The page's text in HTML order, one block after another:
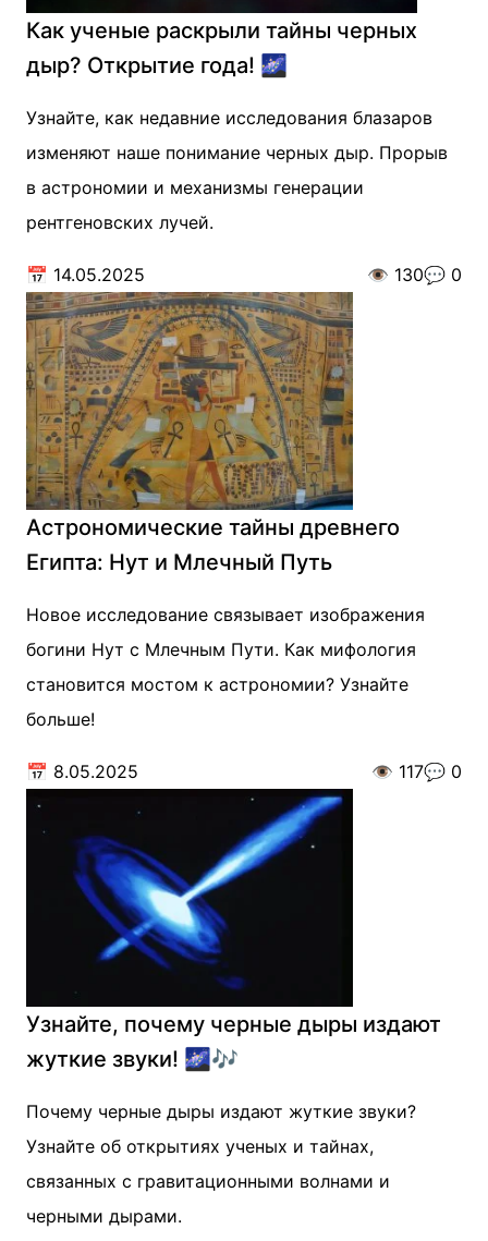
Как ученые раскрыли тайны черных
дыр? Открытие года! 🌌
Узнайте, как недавние исследования блазаров
изменяют наше понимание черных дыр. Прорыв
в астрономии и механизмы генерации
рентгеновских лучей.
📅 14.05.2025 👁️ 130💬 0
Астрономические тайны древнего
Египта: Нут и Млечный Путь
Новое исследование связывает изображения
богини Нут с Млечным Пути. Как мифология
становится мостом к астрономии? Узнайте
больше!
📅 8.05.2025 👁️ 117💬 0
Узнайте, почему черные дыры издают
жуткие звуки! 🌌🎶
Почему черные дыры издают жуткие звуки?
Узнайте об открытиях ученых и тайнах,
связанных с гравитационными волнами и
черными дырами.